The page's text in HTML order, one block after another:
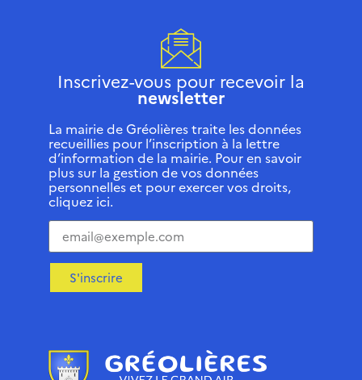
Inscrivez-vous pour recevoir la
newsletter
La mairie de Gréolières traite les données
recueillies pour l’inscription à la lettre
d’information de la mairie. Pour en savoir
plus sur la gestion de vos données
personnelles et pour exercer vos droits,
cliquez ici.
S'inscrire